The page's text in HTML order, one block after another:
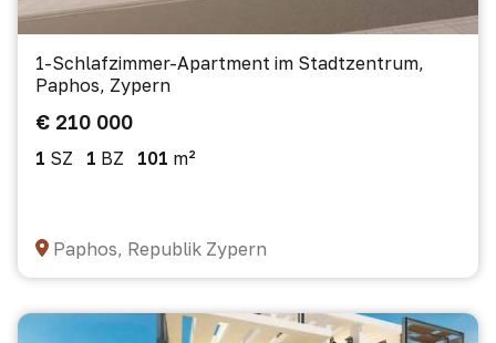
1-Schlafzimmer-Apartment im Stadtzentrum,
Paphos, Zypern
€ 210 000
1 SZ 1 BZ 101 m²
Paphos, Republik Zypern